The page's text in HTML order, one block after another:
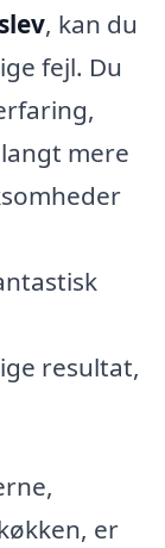
, kan du
fejl. Du
mere
resultat,
er